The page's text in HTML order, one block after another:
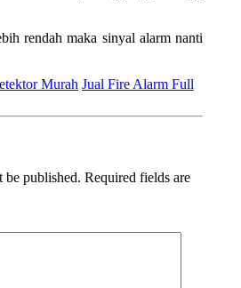
rendah maka sinyal alarm nanti
Murah Jual Fire Alarm Full
be published. Required fields are